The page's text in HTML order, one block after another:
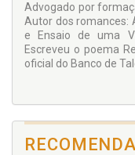
Advogado por
Autor dos romances:
e Ensaio de uma
Escreveu o poema
oficial do Banco de